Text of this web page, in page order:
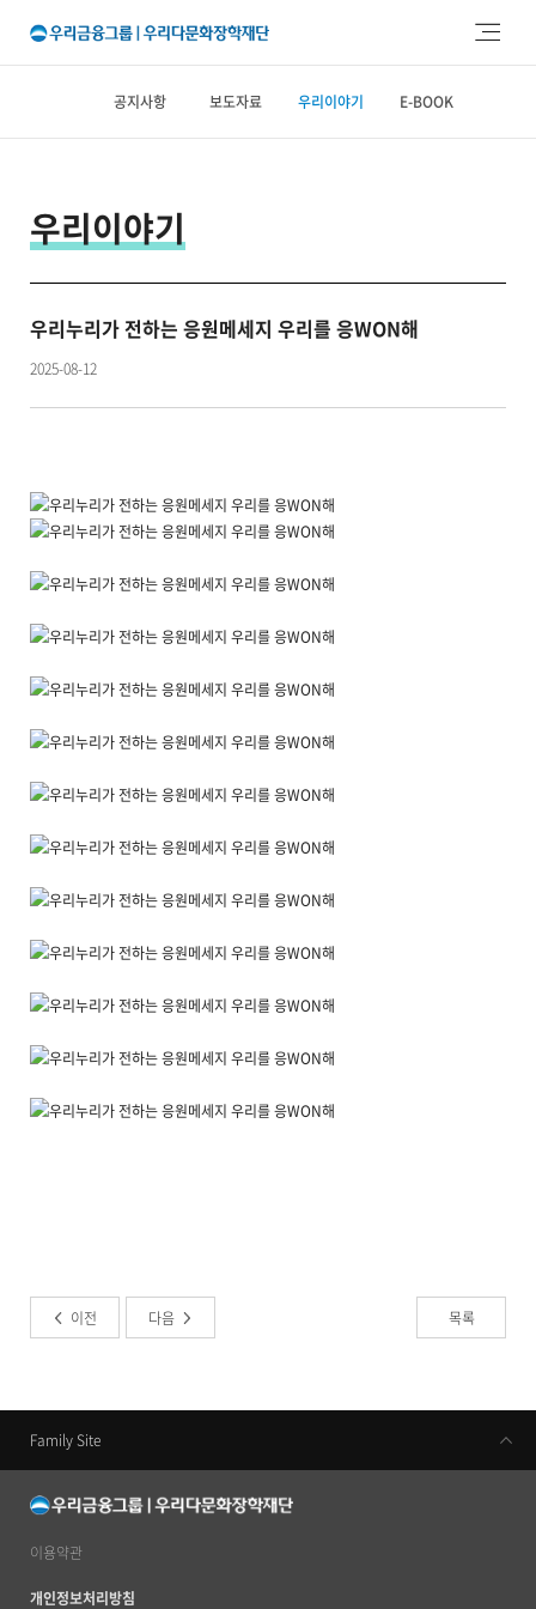
본문 바로가기
주메뉴 바로가기
공지사항 보도자료 우리이야기 E-BOOK
우리이야기
우리누리가 전하는 응원메세지 우리를 응WON해
2025-08-12
이전 다음 목록
이용약관
개인정보처리방침
Family Site
우리금융지주
우리은행
동양생명
우리카드